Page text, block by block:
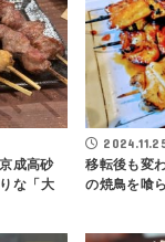
成高砂
な「大
移転後も変
の焼鳥を喰